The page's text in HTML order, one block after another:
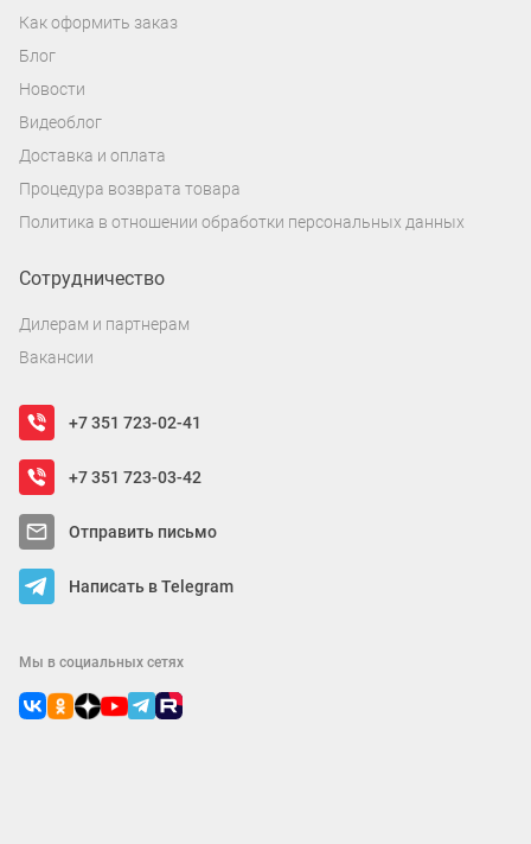
Как оформить заказ
Блог
Новости
Видеоблог
Доставка и оплата
Процедура возврата товара
Политика в отношении обработки персональных данных
Сотрудничество
Дилерам и партнерам
Вакансии
+7 351 723-02-41
+7 351 723-03-42
Отправить письмо
Написать в Telegram
Мы в социальных сетях